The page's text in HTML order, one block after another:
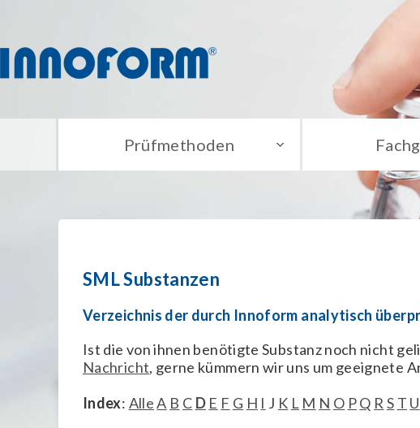
Prüfmethoden
SML Substanzen
Verzeichnis der durch Innoform analytisch
Ist die von ihnen benötigte Substanz noch nicht
Nachricht, gerne kümmern wir uns um geeignete
Index: AlleA B C D E F G H I J K L M N O PQ R S T U